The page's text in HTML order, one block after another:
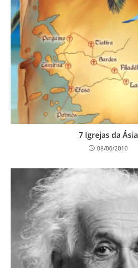
7 Igrejas da Ásia
08/06/2010